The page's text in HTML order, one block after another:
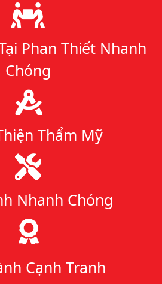
tôi
Phan Thiết Nhanh
Chóng
Thẩm Mỹ
Nhanh Chóng
Cạnh Tranh